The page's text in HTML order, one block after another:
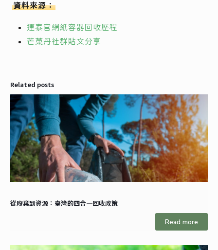
資料來源：
連泰官網紙容器回收歷程
芒菓丹社群貼文分享
Related posts
從廢棄到資源：臺灣的四合一回收政策
Read more